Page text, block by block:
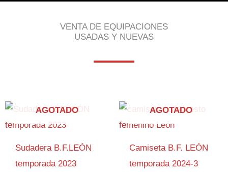
VENTA DE EQUIPACIONES
USADAS Y NUEVAS
AGOTADO
Sudadera B.F.LEÓN
temporada 2023
AGOTADO
Camiseta B.F. LEÓN
temporada 2024-3